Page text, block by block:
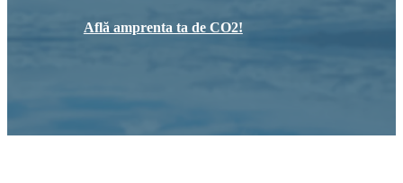
Află amprenta ta de CO2!